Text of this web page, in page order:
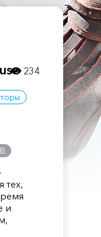
тех,
и
234